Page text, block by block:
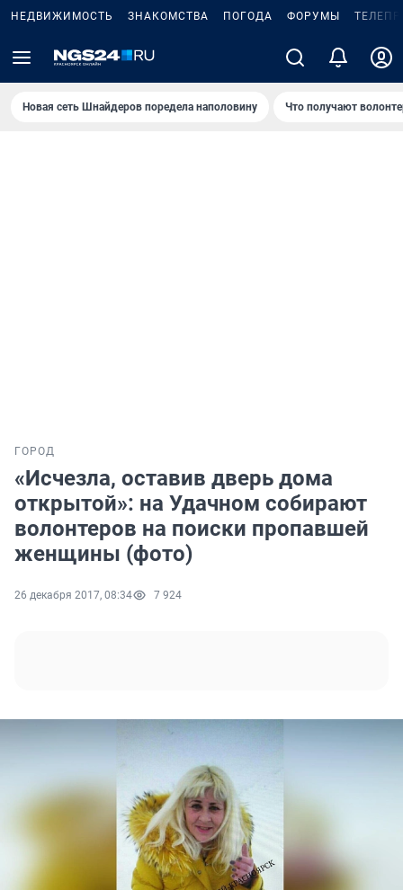
НЕДВИЖИМОСТЬ ЗНАКОМСТВА ПОГОДА ФОРУМЫ
Новая сеть Шнайдеров поредела наполовину Что получают
ГОРОД
«Исчезла, оставив дверь дома
открытой»: на Удачном собирают
волонтеров на поиски пропавшей
женщины (фото)
26 декабря 2017, 08:34 7 924